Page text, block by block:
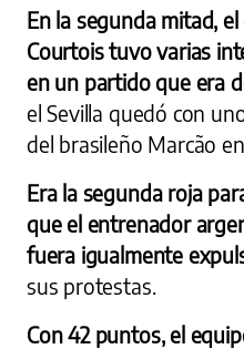
En la segunda mitad,
Courtois tuvo varias
en un partido que era
el Sevilla quedó con
del brasileño Marcão
Era la segunda roja
que el entrenador
fuera igualmente
sus protestas.
Con 42 puntos, el